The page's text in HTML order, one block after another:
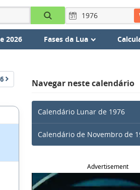
2026 Fases da Lua
Navegar neste calendário
Calendário Lunar de 1976
Calendário de Novembro de
Advertisement